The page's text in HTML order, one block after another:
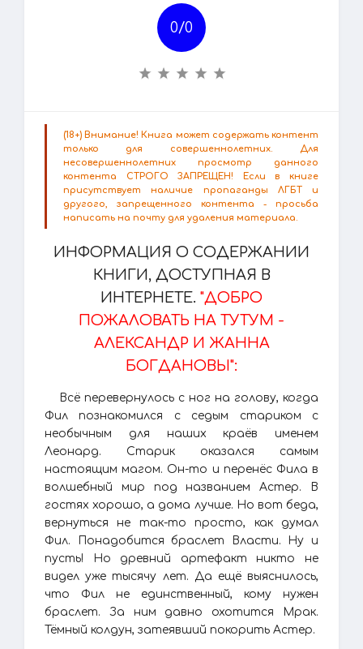
0/0
(18+) Внимание! Книга может содержать контент
только для совершеннолетних. Для
несовершеннолетних просмотр данного
контента СТРОГО ЗАПРЕЩЕН! Если в книге
присутствует наличие пропаганды ЛГБТ и
другого, запрещенного контента - просьба
написать на почту для удаления материала.
ИНФОРМАЦИЯ О СОДЕРЖАНИИ
КНИГИ, ДОСТУПНАЯ В
ИНТЕРНЕТЕ. "ДОБРО
ПОЖАЛОВАТЬ НА ТУТУМ -
АЛЕКСАНДР И ЖАННА
БОГДАНОВЫ":
Всё перевернулось с ног на голову, когда
Фил познакомился с седым стариком с
необычным для наших краёв именем
Леонард. Старик оказался самым
настоящим магом. Он-то и перенёс Фила в
волшебный мир под названием Астер. В
гостях хорошо, а дома лучше. Но вот беда,
вернуться не так-то просто, как думал
Фил. Понадобится браслет Власти. Ну и
пусть! Но древний артефакт никто не
видел уже тысячу лет. Да ещё выяснилось,
что Фил не единственный, кому нужен
браслет. За ним давно охотится Мрак.
Тёмный колдун, затеявший покорить Астер.